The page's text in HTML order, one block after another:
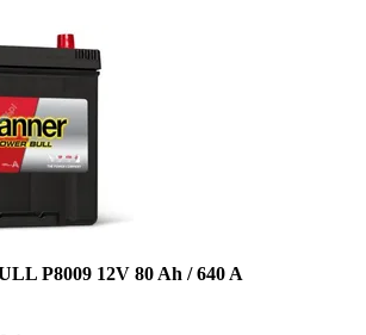
P8009 12V 80 Ah / 640 A